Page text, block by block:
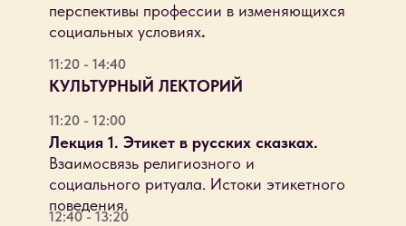
перспективы профессии в изменяющихся
социальных условиях.
11:20 - 14:40
КУЛЬТУРНЫЙ ЛЕКТОРИЙ
11:20 - 12:00
Лекция 1. Этикет в русских сказках.
Взаимосвязь религиозного и
социального ритуала. Истоки этикетного
поведения.
12:40 - 13:20